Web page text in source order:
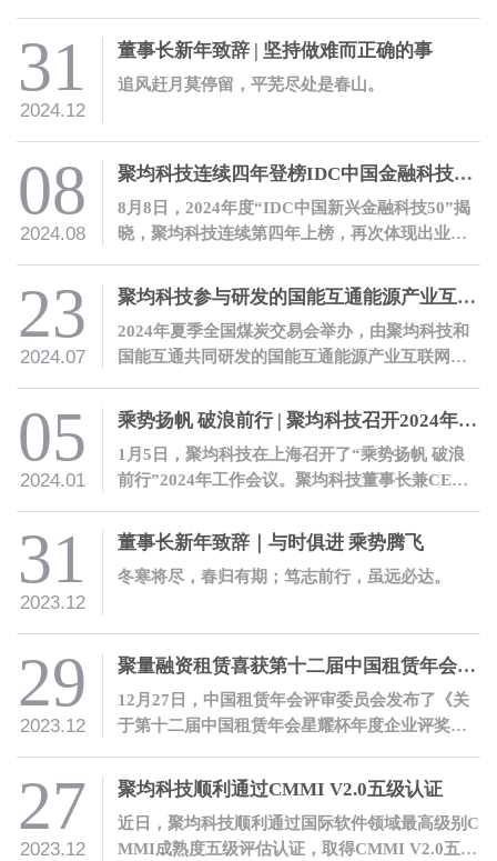
31
2024.12
董事长新年致辞 | 坚持做难而正确的事
追风赶月莫停留，平芜尽处是春山。
08
2024.08
聚均科技连续四年登榜IDC中国金融科技榜单
8月8日，2024年度“IDC中国新兴金融科技50”揭
晓，聚均科技连续第四年上榜，再次体现出业界
23
2024.07
聚均科技参与研发的国能互通能源产业互联网平台正式发布
2024年夏季全国煤炭交易会举办，由聚均科技和
国能互通共同研发的国能互通能源产业互联网平
05
2024.01
乘势扬帆 破浪前行 | 聚均科技召开2024年工作会议
1月5日，聚均科技在上海召开了“乘势扬帆 破浪
前行”2024年工作会议。聚均科技董事长兼CEO
31
2023.12
董事长新年致辞｜与时俱进 乘势腾飞
冬寒将尽，春归有期；笃志前行，虽远必达。
29
2023.12
聚量融资租赁喜获第十二届中国租赁年会星耀杯“年度繁星奖”
12月27日，中国租赁年会评审委员会发布了《关
于第十二届中国租赁年会星耀杯年度企业评奖结
赁有限公司荣获“年度繁星奖”。
27
2023.12
聚均科技顺利通过CMMI V2.0五级认证
近日，聚均科技顺利通过国际软件领域最高级别C
MMI成熟度五级评估认证，取得CMMI V2.0五级